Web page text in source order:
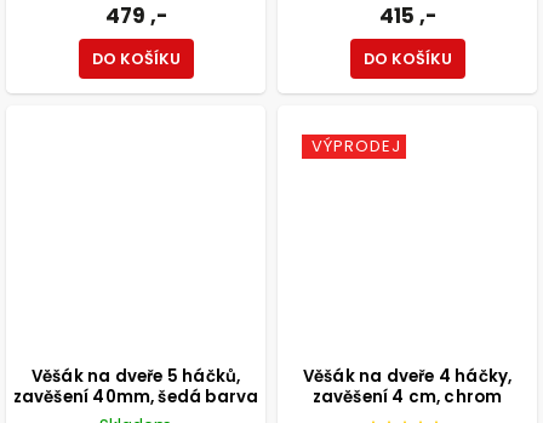
479 ,-
DO KOŠÍKU
415 ,-
DO KOŠÍKU
Věšák na dveře 5 háčků,
zavěšení 40mm, šedá barva
VÝPRODEJ
Věšák na dveře 4 háčky,
zavěšení 4 cm, chrom